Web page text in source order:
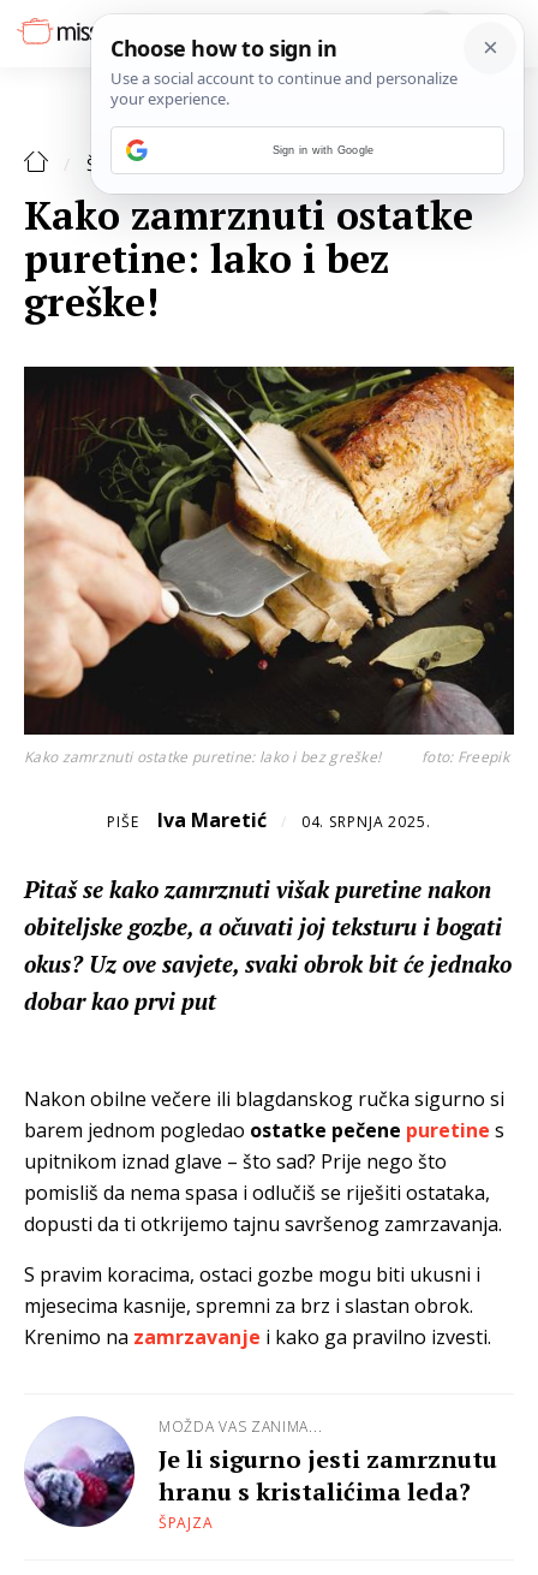
ŠPAJZA
Kako zamrznuti ostatke
puretine: lako i bez
greške!
Kako zamrznuti ostatke puretine: lako i bez greške! foto: Freepik
PIŠE Iva Maretić / 04. SRPNJA 2025.
Pitaš se kako zamrznuti višak puretine nakon
obiteljske gozbe, a očuvati joj teksturu i bogati
okus? Uz ove savjete, svaki obrok bit će jednako
dobar kao prvi put
Nakon obilne večere ili blagdanskog ručka sigurno si
barem jednom pogledao ostatke pečene puretine s
upitnikom iznad glave – što sad? Prije nego što
pomisliš da nema spasa i odlučiš se riješiti ostataka,
dopusti da ti otkrijemo tajnu savršenog zamrzavanja.
S pravim koracima, ostaci gozbe mogu biti ukusni i
mjesecima kasnije, spremni za brz i slastan obrok.
Krenimo na zamrzavanje i kako ga pravilno izvesti.
MOŽDA VAS ZANIMA...
Je li sigurno jesti zamrznutu
hranu s kristalićima leda?
ŠPAJZA
Sign in with Google